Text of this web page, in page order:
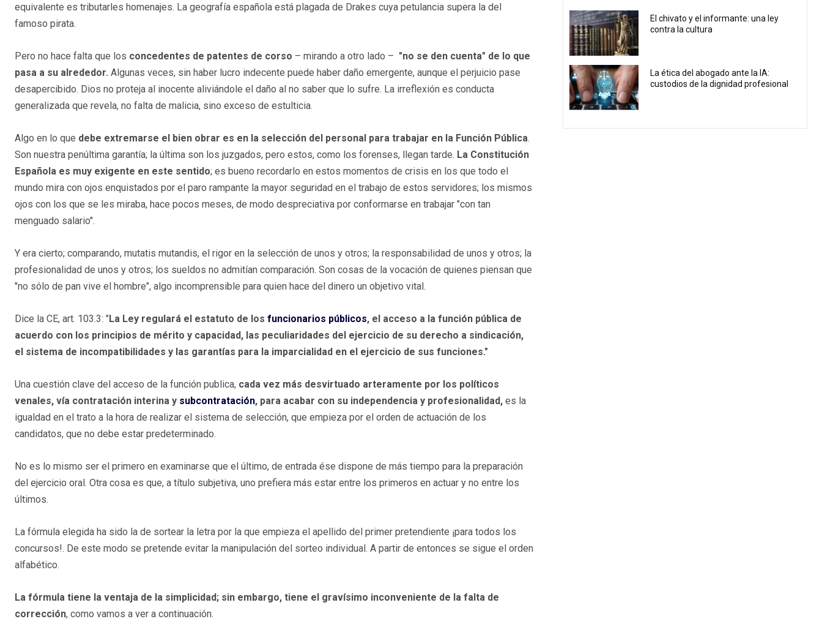
equivalente es tributarles homenajes. La geografía española está plagada de Drakes cuya petulancia supera la del
famoso pirata.
Pero no hace falta que los concedentes de patentes de corso – mirando a otro lado – "no se den cuenta" de lo que
pasa a su alrededor. Algunas veces, sin haber lucro indecente puede haber daño emergente, aunque el perjuicio pase
desapercibido. Dios no proteja al inocente aliviándole el daño al no saber que lo sufre. La irreflexión es conducta
generalizada que revela, no falta de malicia, sino exceso de estulticia.
Algo en lo que debe extremarse el bien obrar es en la selección del personal para trabajar en la Función Pública.
Son nuestra penúltima garantía; la última son los juzgados, pero estos, como los forenses, llegan tarde. La Constitución
Española es muy exigente en este sentido; es bueno recordarlo en estos momentos de crisis en los que todo el
mundo mira con ojos enquistados por el paro rampante la mayor seguridad en el trabajo de estos servidores; los mismos
ojos con los que se les miraba, hace pocos meses, de modo despreciativa por conformarse en trabajar "con tan
menguado salario".
Y era cierto; comparando, mutatis mutandis, el rigor en la selección de unos y otros; la responsabilidad de unos y otros; la
profesionalidad de unos y otros; los sueldos no admitían comparación. Son cosas de la vocación de quienes piensan que
"no sólo de pan vive el hombre", algo incomprensible para quien hace del dinero un objetivo vital.
Dice la CE, art. 103.3: "La Ley regulará el estatuto de los funcionarios públicos, el acceso a la función pública de
acuerdo con los principios de mérito y capacidad, las peculiaridades del ejercicio de su derecho a sindicación,
el sistema de incompatibilidades y las garantías para la imparcialidad en el ejercicio de sus funciones."
Una cuestión clave del acceso de la función publica, cada vez más desvirtuado arteramente por los políticos
venales, vía contratación interina y subcontratación, para acabar con su independencia y profesionalidad, es la
igualdad en el trato a la hora de realizar el sistema de selección, que empieza por el orden de actuación de los
candidatos, que no debe estar predeterminado.
No es lo mismo ser el primero en examinarse que el último, de entrada ése dispone de más tiempo para la preparación
del ejercicio oral. Otra cosa es que, a título subjetiva, uno prefiera más estar entre los primeros en actuar y no entre los
últimos.
La fórmula elegida ha sido la de sortear la letra por la que empieza el apellido del primer pretendiente ¡para todos los
concursos!. De este modo se pretende evitar la manipulación del sorteo individual. A partir de entonces se sigue el orden
alfabético.
La fórmula tiene la ventaja de la simplicidad; sin embargo, tiene el gravísimo inconveniente de la falta de
corrección, como vamos a ver a continuación.
El chivato y el informante: una ley
contra la cultura
La ética del abogado ante la IA:
custodios de la dignidad profesional